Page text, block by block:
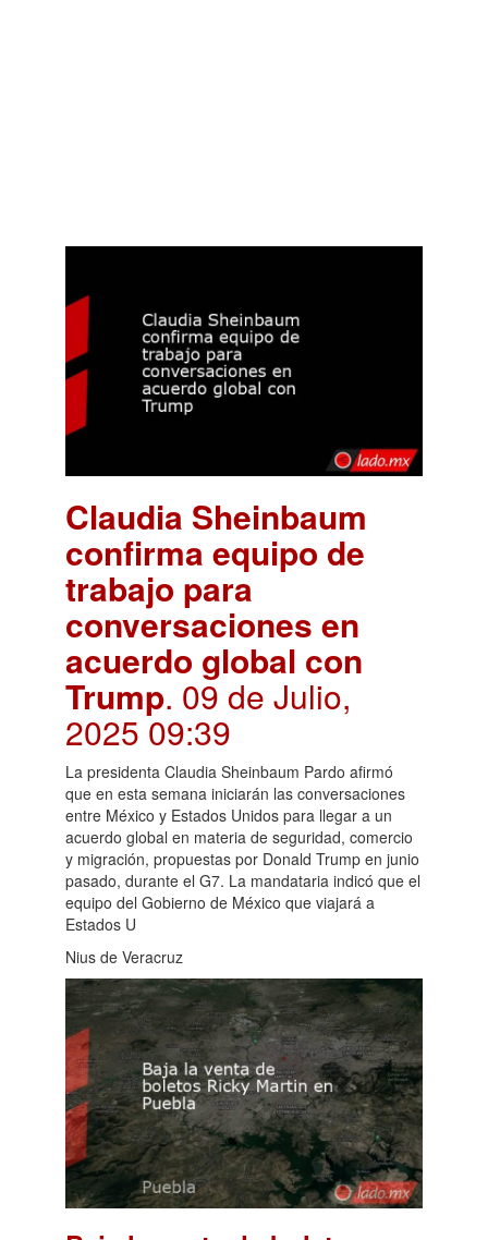
Claudia Sheinbaum
confirma equipo de
trabajo para
conversaciones en
acuerdo global con
Trump. 09 de Julio,
2025 09:39
La presidenta Claudia Sheinbaum Pardo afirmó
que en esta semana iniciarán las conversaciones
entre México y Estados Unidos para llegar a un
acuerdo global en materia de seguridad, comercio
y migración, propuestas por Donald Trump en junio
pasado, durante el G7. La mandataria indicó que el
equipo del Gobierno de México que viajará a
Estados U
Nius de Veracruz